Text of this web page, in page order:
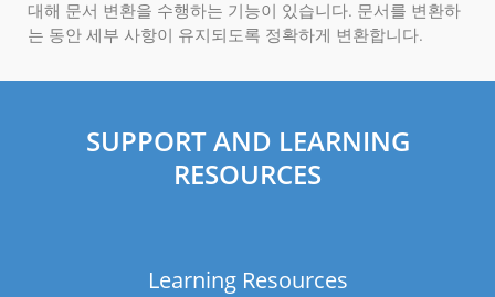
대해 문서 변환을 수행하는 기능이 있습니다. 문서를 변환하
는 동안 세부 사항이 유지되도록 정확하게 변환합니다.
SUPPORT AND LEARNING
RESOURCES
Learning Resources